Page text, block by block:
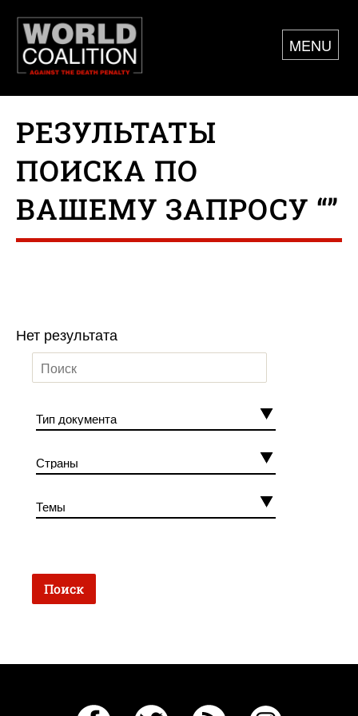
MENU
РЕЗУЛЬТАТЫ
ПОИСКА ПО
ВАШЕМУ ЗАПРОСУ “”
Нет результата